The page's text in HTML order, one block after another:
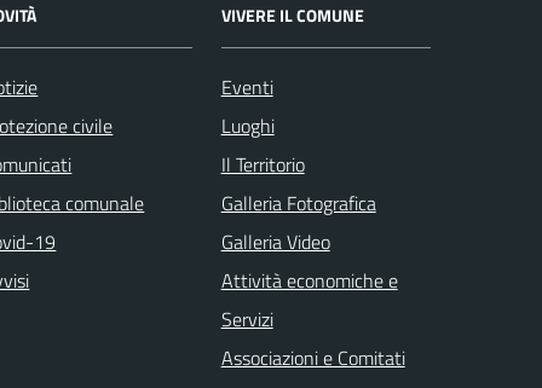
civile
comunale
19
VIVERE IL COMUNE
Eventi
Luoghi
Il Territorio
Galleria Fotografica
Galleria Video
Attività economiche e
Servizi
Associazioni e Comitati